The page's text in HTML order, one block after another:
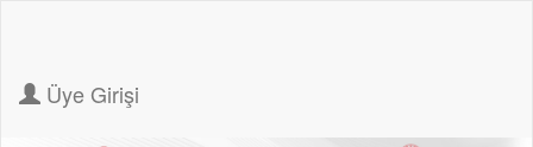
Üye Girişi